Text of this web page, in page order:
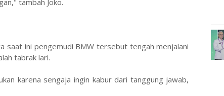
saat ini pengemudi BMW tersebut tengah menjalani
tabrak lari.
karena sengaja ingin kabur dari tanggung jawab,